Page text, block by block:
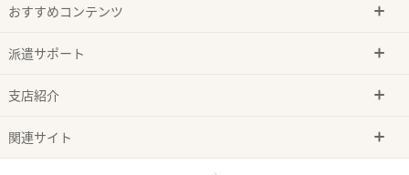
おすすめコンテンツ
派遣サポート
支店紹介
関連サイト